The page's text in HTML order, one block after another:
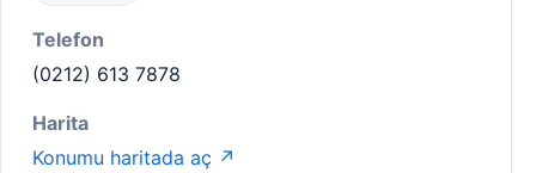
Telefon
(0212) 613 7878
Harita
Konumu haritada aç ↗